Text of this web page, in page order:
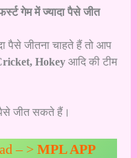
गेम में ज्यादा पैसे जीत
पैसे जीतना चाहते हैं तो आप
Hokeyआदि की टीम
जीत सकते हैं।
– > MPL APP